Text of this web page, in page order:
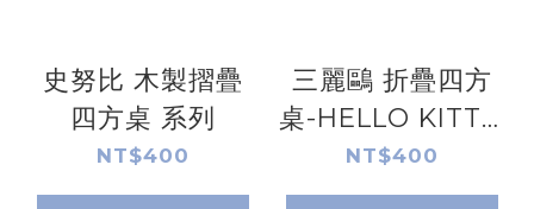
史努比 木製摺疊
四方桌 系列
NT$400
三麗鷗 折疊四方
桌-HELLO KITTY.
美樂蒂.帕恰狗.布
丁狗.大耳狗.人魚
NT$400